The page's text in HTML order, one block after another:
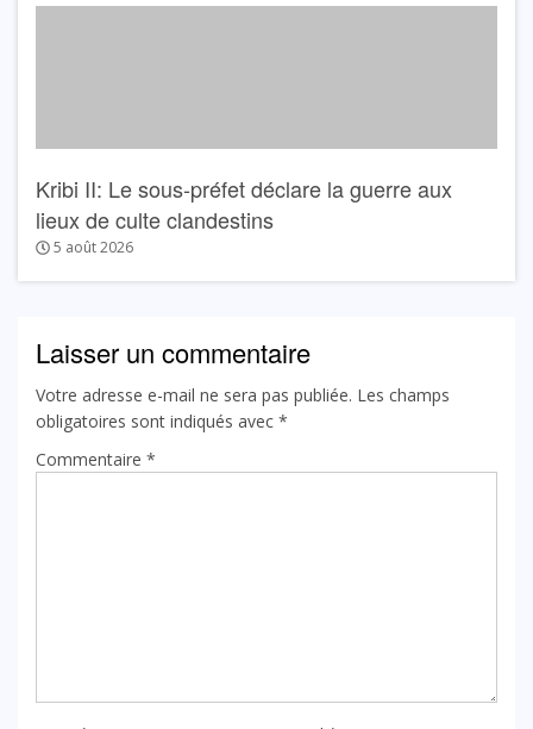
Kribi II: Le sous-préfet déclare la guerre aux
lieux de culte clandestins
5 août 2026
Laisser un commentaire
Votre adresse e-mail ne sera pas publiée. Les champs
obligatoires sont indiqués avec *
Commentaire *